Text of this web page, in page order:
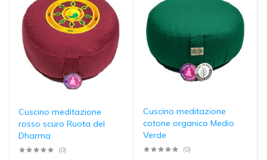
Cuscino meditazione
rosso scuro Ruota del
Dharma
(0)
Cuscino meditazione
cotone organico Medio
Verde
(0)